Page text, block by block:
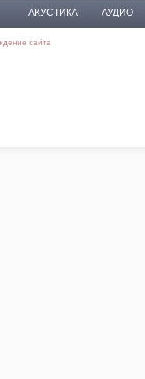
АКУСТИКА АУДИО
сайта